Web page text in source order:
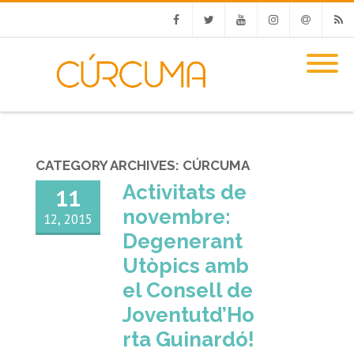
Email RSS
CATEGORY ARCHIVES: CÚRCUMA
11
12, 2015
Activitats de
novembre:
Degenerant
Utòpics amb
el Consell de
Joventutd’Ho
rta Guinardó!